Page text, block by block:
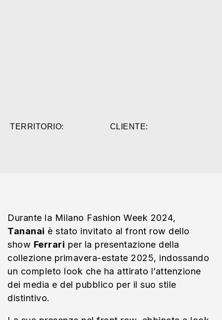
TERRITORIO: CLIENTE:
Durante la Milano Fashion Week 2024,
Tananai è stato invitato al front row dello
show Ferrari per la presentazione della
collezione primavera-estate 2025, indossando
un completo look che ha attirato l’attenzione
dei media e del pubblico per il suo stile
distintivo.